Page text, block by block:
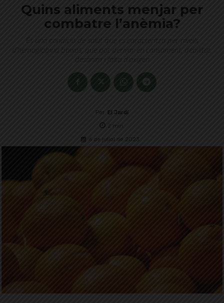
Quins aliments menjar per
combatre l’anèmia?
És una condició de salut que es caracteritza per nivells
d’hemoglobina baixos, que pot derivar en cansament, debilitat,
desànim i falta d’oxigen
Per El Jardí
2 min.
6 de juliol de 2023